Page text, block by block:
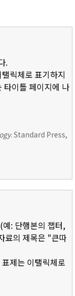
.
릭체로 표기하지
타이틀 페이지에 나
. Standard Press,
: 단행본의 챕터,
료의 제목은 "큰따
제는 이탤릭체로